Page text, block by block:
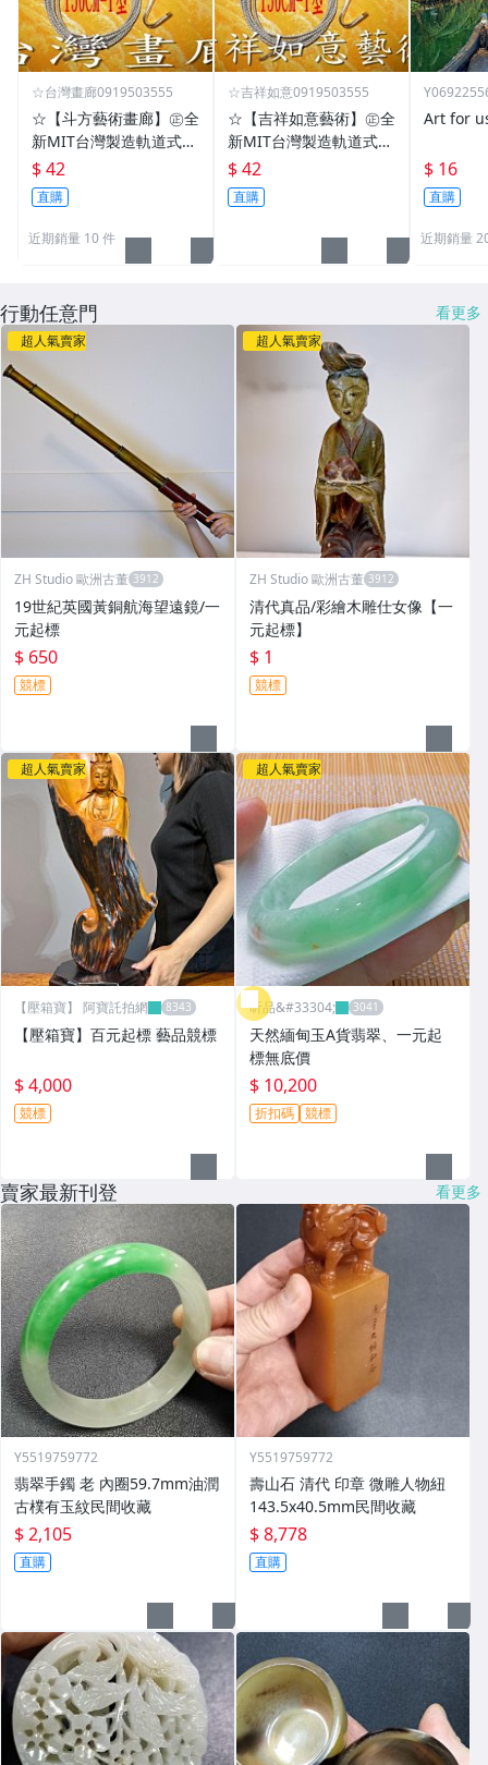
☆台灣畫廊0919503555
☆【斗方藝術畫廊】㊣全
新MIT台灣製造軌道式掛
勾/掛鉤/掛鈎/掛圖器/掛
畫器專賣店(T型150公分)
gold246
$ 42
直購
近期銷量 10 件
☆吉祥如意0919503555
☆【吉祥如意藝術】㊣全
新MIT台灣製造軌道式掛
勾/掛鉤/掛鈎/掛圖器/掛
畫器專賣店(T型150公分)
ylc1312
$ 42
直購
Art for
$ 16
直購
近期銷量
行動任意門 看更多
超人氣賣家
ZH Studio 歐洲古董
19世紀英國黃銅航海望遠鏡/一
元起標
$ 650
競標
超人氣賣家
ZH Studio 歐洲古董
清代真品/彩繪木雕仕女像【一
元起標】
$ 1
競標
超人氣賣家
【壓箱寶】 阿寶託拍網
【壓箱寶】百元起標 藝品競標
$ 4,000
競標
超人氣賣家
昕品&#33304;
天然緬甸玉A貨翡翠、一元起
標無底價
$ 10,200
折扣碼 競標
賣家最新刊登 看更多
Y5519759772
翡翠手鐲 老 內圈59.7mm油潤
古樸有玉紋民間收藏
$ 2,105
直購
Y5519759772
壽山石 清代 印章 微雕人物紐
143.5x40.5mm民間收藏
$ 8,778
直購